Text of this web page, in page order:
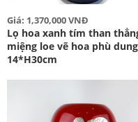
Giá: 1,370,000 VNĐ
Lọ hoa xanh tím than
miệng loe vẽ hoa phù dung
14*H30cm